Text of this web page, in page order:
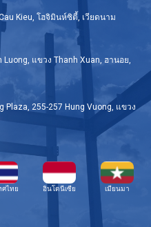
Kieu, โฮจิมินห์ซิตี้, เวียดนาม
Luong, แขวง Thanh Xuan, ฮานอย,
Plaza, 255-257 Hung Vuong, แขวง
ศไทย อินโดนีเซีย เมียนมา